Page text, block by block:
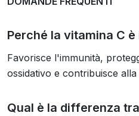
Perché la vitamina C
Favorisce l'immunità,
ossidativo e contribuisce
Qual è la differenza